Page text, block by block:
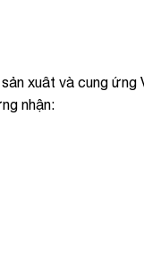
xuât và cung ứng
nhận: